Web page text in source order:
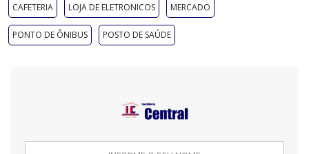
CAFETERIA LOJA DE ELETRONICOS MERCADO
PONTO DE ÔNIBUS POSTO DE SAÚDE